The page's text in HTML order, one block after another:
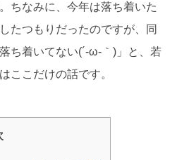
ちなみに、今年は落ち着いた
たつもりだったのですが、同
ち着いてない(´-ω-｀)」と、若
ここだけの話です。